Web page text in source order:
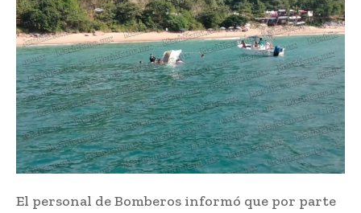
El personal de Bomberos informó que por parte